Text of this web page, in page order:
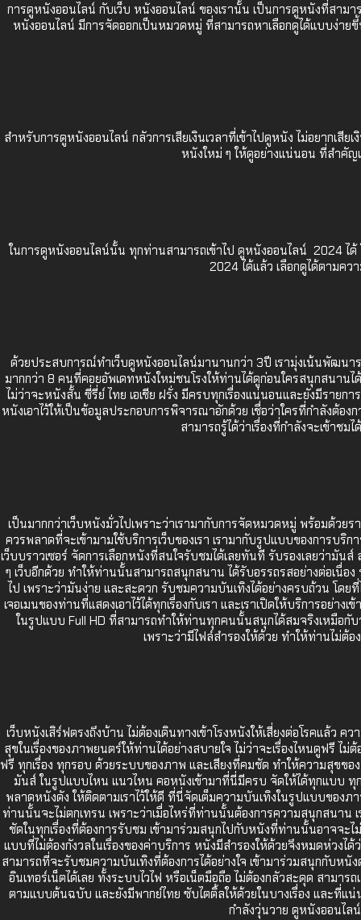
การดูหนังออนไลน์ กับเว็บ หนังออนไลน์ ของเรานั้น เป็นการดูหนังที่สามา
หนังออนไลน์ มีการจัดออกเป็นหมวดหมู่ ที่สามารถหาเลือกดูได้แบบง่า
สำหรับการดูหนังออนไลน์ กลัวการเสียเงินเวลาที่เข้าไปดูหนัง ไม่อยากเ
หนังใหม่ ๆ ให้ดูอย่างแน่นอน ที่สำคัญ
ในการดูหนังออนไลน์นั้น ทุกท่านสามารถเข้าไป ดูหนังออนไลน์ 2024 ไ
2024 ได้แล้ว เลือกดูได้ตามคว
ด้วยประสบการณ์ทำเว็บดูหนังออนไลน์มานานกว่า 3ปี เรามุ่งเน้นพัฒน
มากกว่า 8 คนที่คอยอัพเดทหนังใหม่ชนโรงให้ท่านได้ดูก่อนใครสนุกสนานไ
ไม่ว่าจะหนังสั้น ซี่รี่ย์ ไทย เอเชีย ฝรั่ง มีครบทุกเรื่องแน่นอนและยังมีราย
หนังเอาไว้ให้เป็นข้อมูลประกอบการพิจารณาอักด้วย เชื่อว่าใครที่กำลังต้อ
สามารถรู้ได้ว่าเรื่องที่กำลังจะเข้าช
เป็นมากกว่าเว็บหนังมั่วไปเพราะว่าเรามากับการจัดหมวดหมู่ พร้อมด้ว
ควรพลาดที่จะเข้ามามใช้บริการเว็บของเรา เรามากับรูปแบบของการบริ
เว็บบราวเซอร์ จัดการเลือกหนังที่สนใจรับชมได้เลยทันที รับรองเลยว่ามั
ๆ เว็บอีกด้วย ทำให้ท่านนั้นสามารถสนุกสนาน ได้รับอรรถรสอย่างต่อเนื่
ไป เพราะว่ามันง่าย และสะดวก รับชมความบันเทิงได้อย่างครบถ้วน โดย
เจอเมนของท่านที่แสดงเอาไว้ได้ทุกเรื่องกับเรา และเราเปิดให้บริการอย่
ในรูปแบบ Full HD ที่สามารถทำให้ท่านทุกคนนั้นสนุกได้สมจริงเหมือกับ
เพราะว่ามีไฟล์สำรองให้ด้วย ทำให้ท่านไม่ต้อ
เว็บหนังเสิร์ฟตรงถึงบ้าน ไม่ต้องเดินทางเข้าโรงหนังให้เสี่ยงต่อโรคแล้ว
สุขในเรื่องของภาพยนตร์ให้ท่านได้อย่างสบายใจ ไม่ว่าจะเรื่องไหนดูฟรี ไม่
ฟรี ทุกเรื่อง ทุกรอบ ด้วยระบบของภาพ และเสียงที่คมชัด ทำให้ความสุขขอ
มันส์ ในรูปแบบไหน แนวไหน คอหนังเข้ามาที่นี่มีครบ จัดให้ได้ทุกแบบ ทุ
พลาดหนังดัง ให้ติดตามเราไว้ให้ดี ที่นี่จัดเต็มความบันเทิงในรูปแบบของ
ท่านนั้นจะไม่ตกเทรน เพราะว่าเมื่อไหร่ที่ท่านนั้นต้องการความสนุกสนาน
ชัดในทุกเรื่องที่ต้องการรับชม เข้ามาร่วมสนุกไปกับหนังที่ท่านนั้นอาจจะไ
แบบที่ไม่ต้องกังวลในเรื่องของค่าบริการ หนังมีสำรองให้ด้วยจึงหมดห่วงไ
สามารถที่จะรับชมความบันเทิงที่ต้องการได้อย่างใจ เข้ามาร่วมสนุกกับห
อินเทอร์เน็ตได้เลย ทั้งระบบไวไฟ หรือเน็ตมือถือ ไม่ต้องกลัวสะดุด สาม
ตามแบบต้นฉบับ และยังมีพากย์ไทย ซับไตติ้ลให้ด้วยในบางเรื่อง และที่แ
กำลังวุ่นวาย ดูหนังออนไล